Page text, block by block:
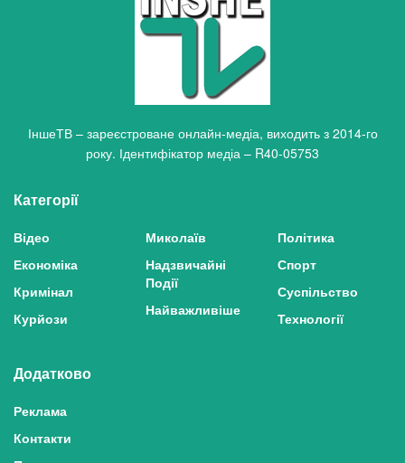
ІншеТВ – зареєстроване онлайн-медіа, виходить з 2014-го
року. Ідентифікатор медіа – R40-05753
Категорії
Відео
Економіка
Кримінал
Курйози
Миколаїв
Надзвичайні
Події
Найважливіше
Політика
Спорт
Суспільство
Технології
Додатково
Реклама
Контакти